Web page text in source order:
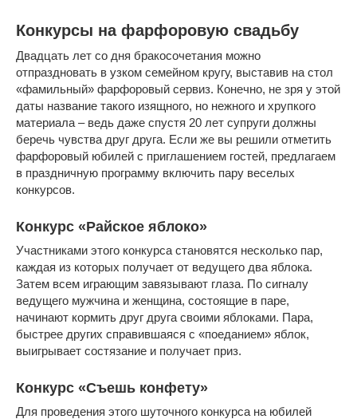
Конкурсы на фарфоровую свадьбу
Двадцать лет со дня бракосочетания можно
отпраздновать в узком семейном кругу, выставив на стол
«фамильный» фарфоровый сервиз. Конечно, не зря у этой
даты название такого изящного, но нежного и хрупкого
материала – ведь даже спустя 20 лет супруги должны
беречь чувства друг друга. Если же вы решили отметить
фарфоровый юбилей с приглашением гостей, предлагаем
в праздничную программу включить пару веселых
конкурсов.
Конкурс «Райское яблоко»
Участниками этого конкурса становятся несколько пар,
каждая из которых получает от ведущего два яблока.
Затем всем играющим завязывают глаза. По сигналу
ведущего мужчина и женщина, состоящие в паре,
начинают кормить друг друга своими яблоками. Пара,
быстрее других справившаяся с «поеданием» яблок,
выигрывает состязание и получает приз.
Конкурс «Съешь конфету»
Для проведения этого шуточного конкурса на юбилей